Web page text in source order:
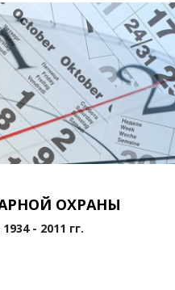
ОХРАНЫ
- 2011 гг.